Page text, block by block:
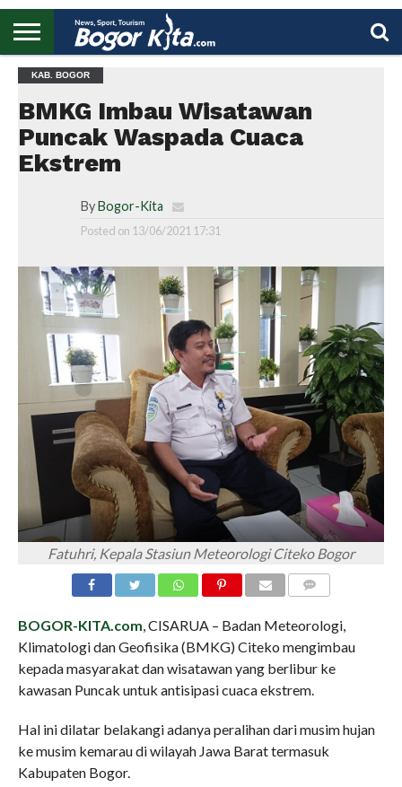
BOGOR
REGIONAL
NASIONAL
PENDIDIKAN
WISATA
OLAHRAGA
LAPORAN
PROFIL
KAB. BOGOR
BMKG Imbau Wisatawan
Puncak Waspada Cuaca
Ekstrem
By Bogor-Kita
Posted on 13/06/2021 17:31
Fatuhri, Kepala Stasiun Meteorologi Citeko Bogor
BOGOR-KITA.com , CISARUA – Badan Meteorologi,
Klimatologi dan Geofisika (BMKG) Citeko mengimbau
kepada masyarakat dan wisatawan yang berlibur ke
kawasan Puncak untuk antisipasi cuaca ekstrem.
Hal ini dilatar belakangi adanya peralihan dari musim hujan
ke musim kemarau di wilayah Jawa Barat termasuk
Kabupaten Bogor.